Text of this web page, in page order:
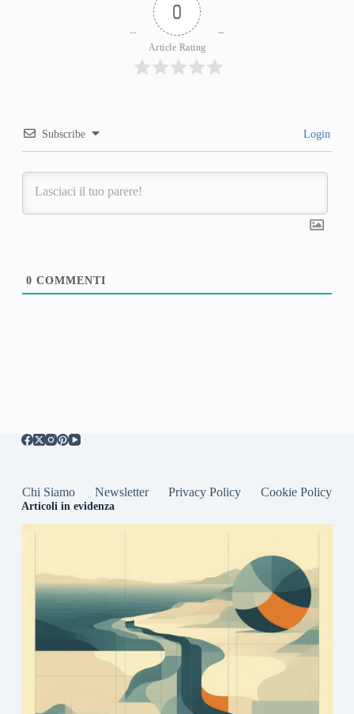
0
Article Rating
Subscribe Login
0 COMMENTI
Chi Siamo Newsletter Privacy Policy Cookie Policy
Articoli in evidenza